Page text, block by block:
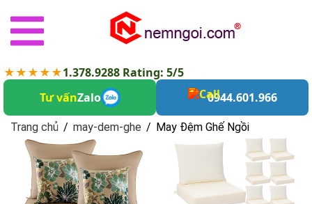
★★★★★1.378.9288 Rating: 5/5
Tư vấnZalo 0944.601.966
Trang chủ / may-dem-ghe / May Đệm Ghế Ngồi